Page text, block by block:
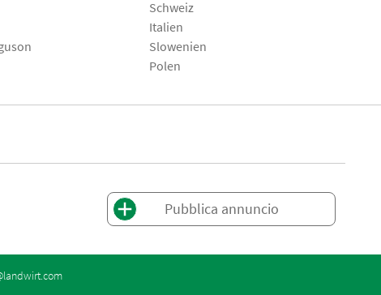
Schweiz
Italien
Slowenien
Polen
Pubblica annuncio